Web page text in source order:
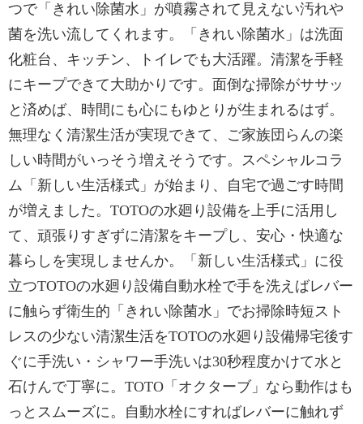
つで「きれい除菌水」が噴霧されて見えない汚れや
菌を洗い流してくれます。「きれい除菌水」は洗面
化粧台、キッチン、トイレでも大活躍。清潔を手軽
にキープできて大助かりです。面倒な掃除がササッ
と済めば、時間にも心にもゆとりが生まれるはず。
無理なく清潔生活が実現できて、ご家族団らんの楽
しい時間がいっそう増えそうです。スペシャルコラ
ム「新しい生活様式」が始まり、自宅で過ごす時間
が増えました。TOTOの水廻り設備を上手に活用し
て、頑張りすぎずに清潔をキープし、安心・快適な
暮らしを実現しませんか。「新しい生活様式」に役
立つTOTOの水廻り設備自動水栓で手を洗えばレバー
に触らず衛生的「きれい除菌水」でお掃除時短スト
レスの少ない清潔生活をTOTOの水廻り設備帰宅後す
ぐに手洗い・シャワー手洗いは30秒程度かけて水と
石けんで丁寧に。TOTO「オクターブ」なら動作はも
っとスムーズに。自動水栓にすればレバーに触れず